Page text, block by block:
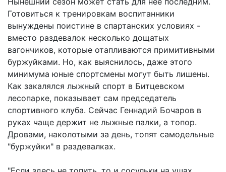
Готовиться к тренировкам воспитанники
вынуждены поистине в спартанских условиях -
вместо раздевалок несколько дощатых
вагончиков, которые отапливаются примитивными
буржуйками. Но, как выяснилось, даже этого
минимума юные спортсмены могут быть лишены.
Как закалялся лыжный спорт в Битцевском
лесопарке, показывает сам председатель
спортивного клуба. Сейчас Геннадий Бочаров в
руках чаще держит не лыжные палки, а топор.
Дровами, наколотыми за день, топят самодельные
"буржуйки" в раздевалках.